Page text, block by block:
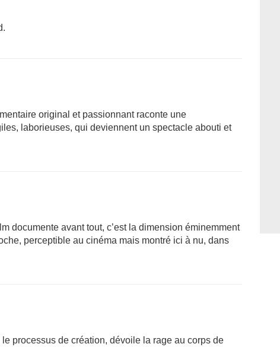
original et passionnant raconte une
laborieuses, qui deviennent un spectacle abouti et
documente avant tout, c’est la dimension éminemment
perceptible au cinéma mais montré ici à nu, dans
processus de création, dévoile la rage au corps de